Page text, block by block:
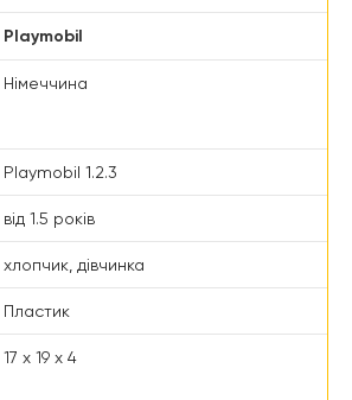
Playmobil
Німеччина
Playmobil 1.2.3
від 1.5 років
хлопчик, дівчинка
Пластик
17 x 19 x 4